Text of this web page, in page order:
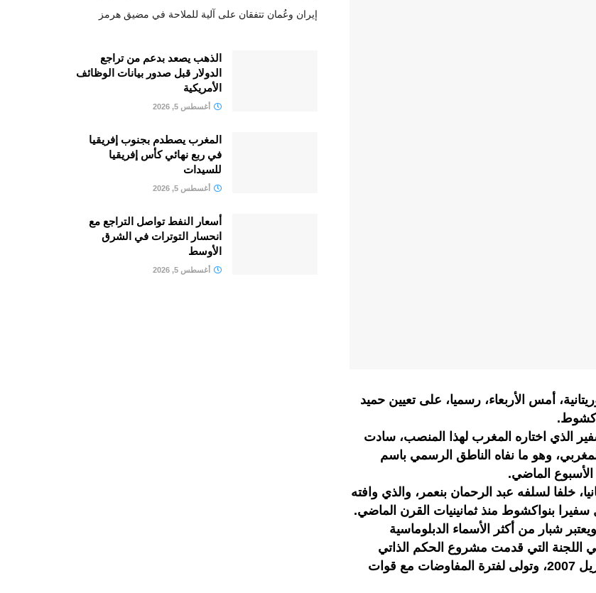
أمس الأربعاء، رسميا، على تعيين حميد
الذي اختاره المغرب لهذا المنصب، سادت
وهو ما نفاه الناطق الرسمي باسم
الأسبوع الماضي.
خلفا لسلفه عبد الرحمان بنعمر، والذي وافته
سفيرا بنواكشوط منذ ثمانينيات القرن الماضي.
شبار من أكثر الأسماء الدبلوماسية
اللجنة التي قدمت مشروع الحكم الذاتي
للصحراء المغربية أمام الأمم المتحدة في أبريل 2007، وتولى لفترة المفاوضات مع قوات
إيران وعُمان تتفقان على آلية للملاحة في مضيق هرمز
الذهب يصعد بدعم من تراجع
الدولار قبل صدور بيانات الوظائف
الأمريكية
أغسطس 5, 2026
المغرب يصطدم بجنوب إفريقيا
في ربع نهائي كأس إفريقيا
للسيدات
أغسطس 5, 2026
أسعار النفط تواصل التراجع مع
انحسار التوترات في الشرق
الأوسط
أغسطس 5, 2026